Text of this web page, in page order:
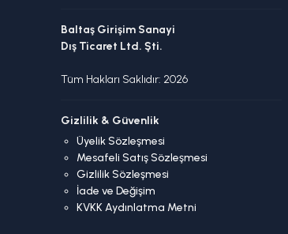
Baltaş Girişim Sanayi
Dış Ticaret Ltd. Şti.
Tüm Hakları Saklıdır: 2026
Gizlilik & Güvenlik
Üyelik Sözleşmesi
Mesafeli Satış Sözleşmesi
Gizlilik Sözleşmesi
İade ve Değişim
KVKK Aydınlatma Metni